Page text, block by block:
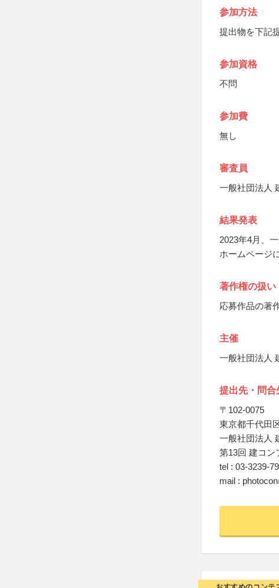
参加方法
提出物を下記
参加資格
不問
参加費
無し
審査員
一般社団法人
結果発表
2023年4月、
ホームページ
著作権の扱い
応募作品の著
主催
一般社団法人
提出先・問合
〒102-0075
東京都千代田
一般社団法人
第13回 建コン
tel : 03-3239-
mail :